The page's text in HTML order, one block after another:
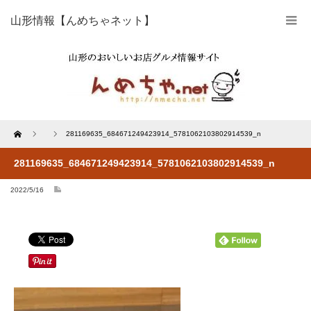
山形情報【んめちゃネット】
Home 281169635_684671249423914_5781062103802914539_n
281169635_684671249423914_5781062103802914539_n
2022/5/16